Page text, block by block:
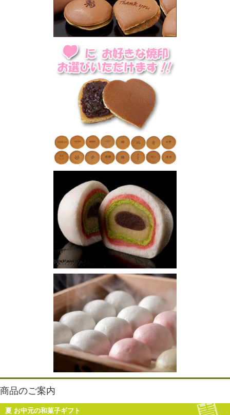
商品のご案内
夏 お中元の和菓子ギフト